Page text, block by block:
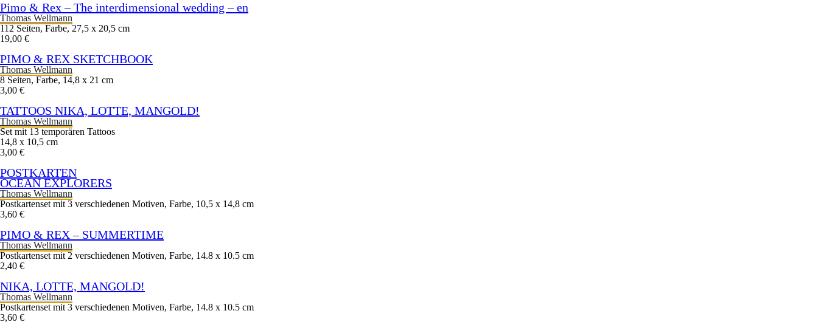
Pimo & Rex – The interdimensional wedding – en
Thomas Wellmann
112 Seiten, Farbe, 27,5 x 20,5 cm
19,00 €
PIMO & REX SKETCHBOOK
Thomas Wellmann
8 Seiten, Farbe, 14,8 x 21 cm
3,00 €
TATTOOS NIKA, LOTTE, MANGOLD!
Thomas Wellmann
Set mit 13 temporären Tattoos
14,8 x 10,5 cm
3,00 €
POSTKARTEN
OCEAN EXPLORERS
Thomas Wellmann
Postkartenset mit 3 verschiedenen Motiven, Farbe, 10,5 x 14,8 cm
3,60 €
PIMO & REX – SUMMERTIME
Thomas Wellmann
Postkartenset mit 2 verschiedenen Motiven, Farbe, 14.8 x 10.5 cm
2,40 €
NIKA, LOTTE, MANGOLD!
Thomas Wellmann
Postkartenset mit 3 verschiedenen Motiven, Farbe, 14.8 x 10.5 cm
3,60 €